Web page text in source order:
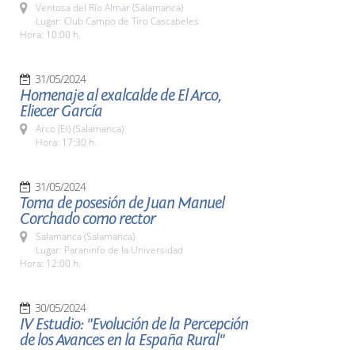
Ventosa del Río Almar (Salamanca)
Lugar: Club Campo de Tiro Cascabeles
Hora: 10:00 h.
31/05/2024
Homenaje al exalcalde de El Arco,
Eliecer García
Arco (El) (Salamanca)
Hora: 17:30 h.
31/05/2024
Toma de posesión de Juan Manuel
Corchado como rector
Salamanca (Salamanca)
Lugar: Paraninfo de la Universidad
Hora: 12:00 h.
30/05/2024
IV Estudio: "Evolución de la Percepción
de los Avances en la España Rural"